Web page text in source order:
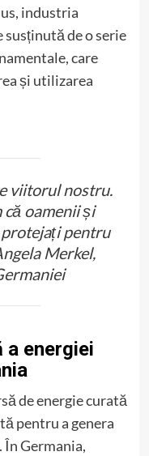
industria
de o serie
care
și utilizarea
viitorul nostru.
că oamenii și
pentru
Merkel,
a energiei
de energie curată
pentru a genera
Germania,